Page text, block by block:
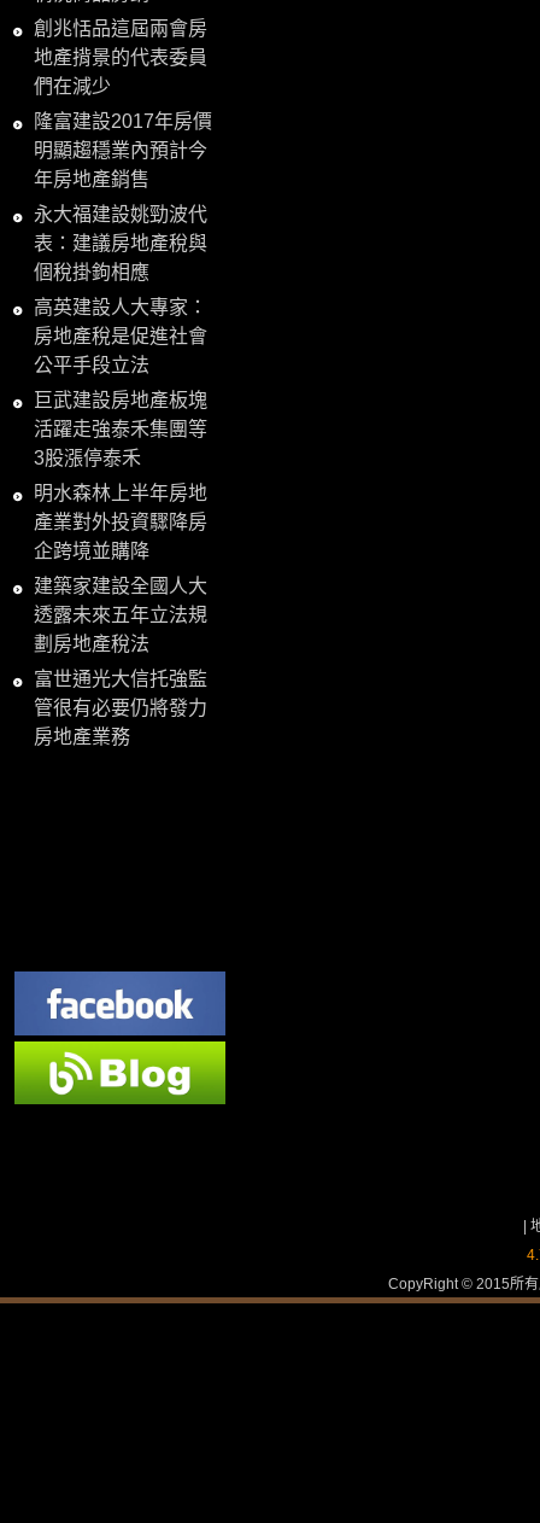
創兆恬品這屆兩會房
地產揹景的代表委員
們在減少
隆富建設2017年房價
明顯趨穩業內預計今
年房地產銷售
永大福建設姚勁波代
表：建議房地產稅與
個稅掛鉤相應
高英建設人大專家：
房地產稅是促進社會
公平手段立法
巨武建設房地產板塊
活躍走強泰禾集團等
3股漲停泰禾
明水森林上半年房地
產業對外投資驟降房
企跨境並購降
建築家建設全國人大
透露未來五年立法規
劃房地產稅法
富世通光大信托強監
管很有必要仍將發力
房地產業務
|
CopyRight © 2015所